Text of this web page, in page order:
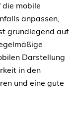
mobile
anpassen,
grundlegend auf
Darstellung
in den
und eine gute